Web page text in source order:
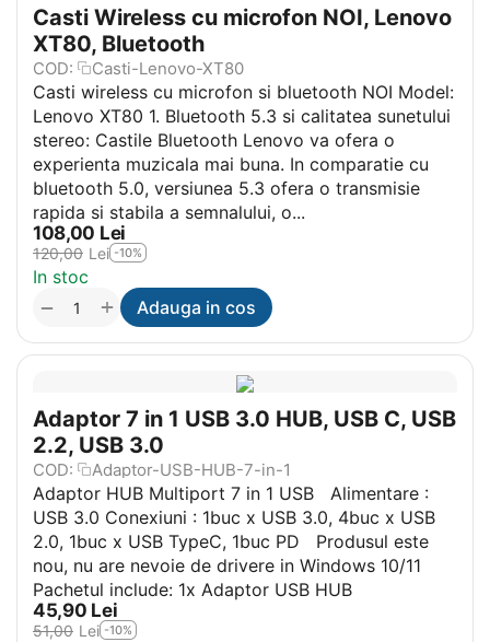
Casti Wireless cu microfon NOI, Lenovo
XT80, Bluetooth
COD: Casti-Lenovo-XT80
Casti wireless cu microfon si bluetooth NOI Model:
Lenovo XT80 1. Bluetooth 5.3 si calitatea sunetului
stereo: Castile Bluetooth Lenovo va ofera o
experienta muzicala mai buna. In comparatie cu
bluetooth 5.0, versiunea 5.3 ofera o transmisie
rapida si stabila a semnalului, o...
108,00 Lei
120,00 Lei -10%
In stoc
+
− Adauga in cos
Adaptor 7 in 1 USB 3.0 HUB, USB C, USB
2.2, USB 3.0
COD: Adaptor-USB-HUB-7-in-1
Adaptor HUB Multiport 7 in 1 USB Alimentare :
USB 3.0 Conexiuni : 1buc x USB 3.0, 4buc x USB
2.0, 1buc x USB TypeC, 1buc PD Produsul este
nou, nu are nevoie de drivere in Windows 10/11
Pachetul include: 1x Adaptor USB HUB
45,90 Lei
51,00 Lei -10%